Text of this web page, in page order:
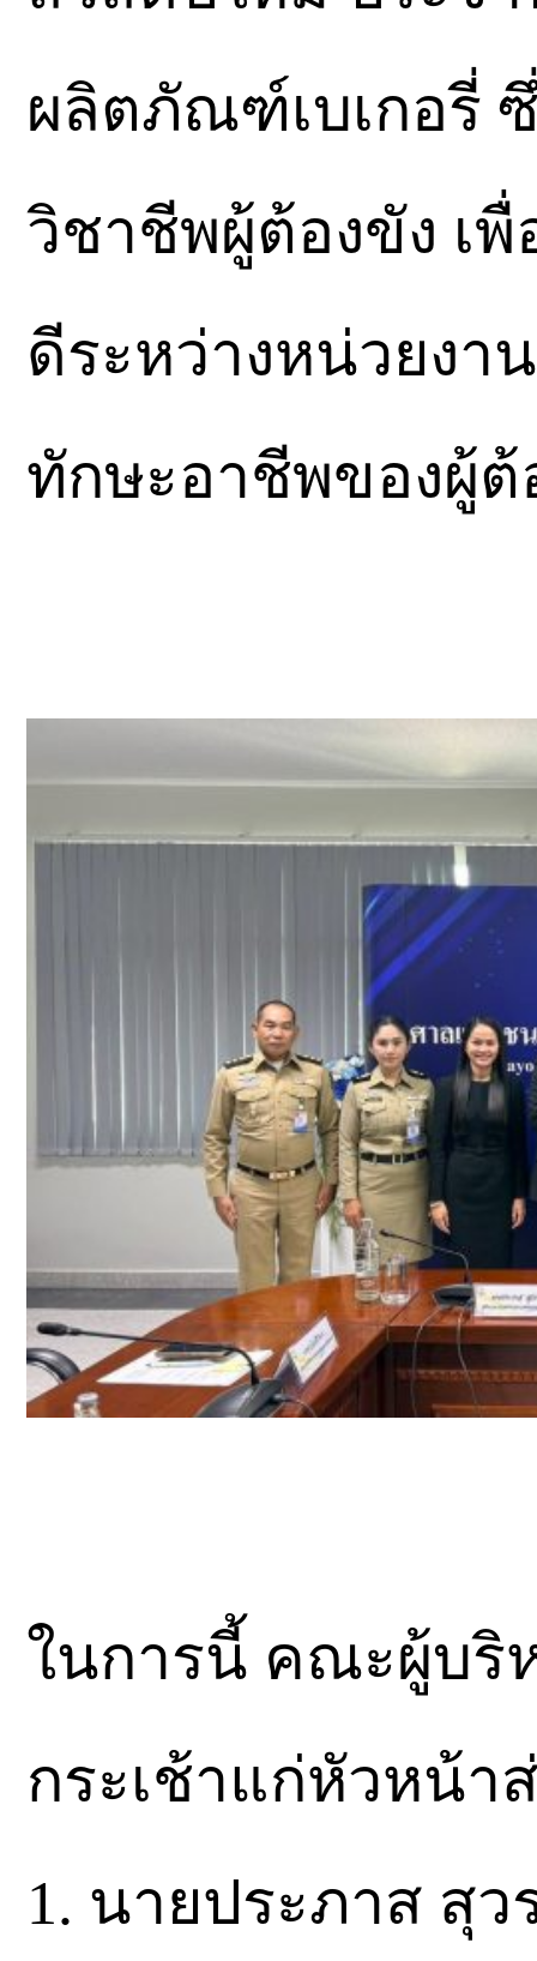
ผลิตภัณฑ์เบเกอรี่
วิชาชีพผู้ต้องขัง เ
ดีระหว่างหน่วยง
ทักษะอาชีพของผู้ต้
ในการนี้ คณะผู้บริ
กระเช้าแก่หัวหน้า
1. นายประภาส สุ